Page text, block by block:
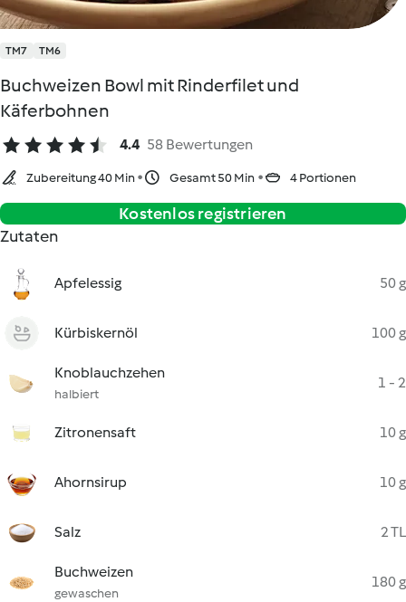
TM7 TM6
Buchweizen Bowl mit Rinderfilet und
Käferbohnen
4.4 58 Bewertungen
Zubereitung 40 Min Gesamt 50 Min 4 Portionen
Kostenlos registrieren
Zutaten
Apfelessig 50 g
Kürbiskernöl 100 g
Knoblauchzehen
halbiert
1 - 2
Zitronensaft 10 g
Ahornsirup 10 g
Salz 2 TL
Buchweizen
gewaschen
180 g